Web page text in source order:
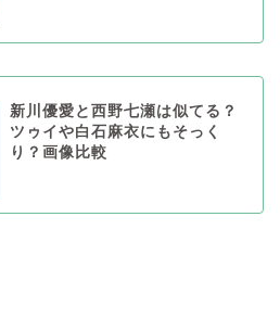
新川優愛と西野七瀬は似てる？
ツゥイや白石麻衣にもそっく
り？画像比較